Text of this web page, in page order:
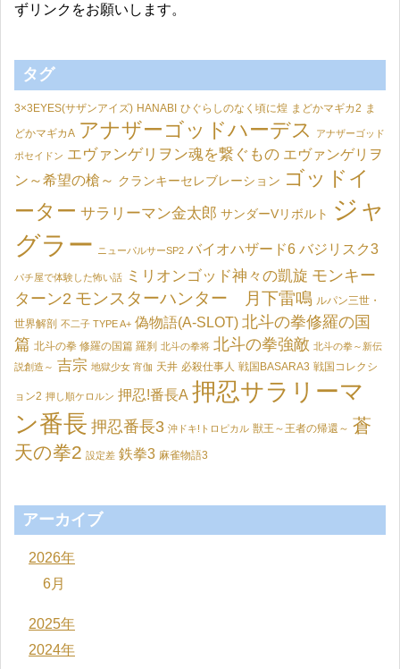
ずリンクをお願いします。
タグ
3×3EYES(サザンアイズ) HANABI ひぐらしのなく頃に煌 まどかマギカ2 ま
どかマギカA アナザーゴッドハーデス アナザーゴッド
ポセイドン エヴァンゲリヲン魂を繋ぐもの エヴァンゲリヲ
ン～希望の槍～ クランキーセレブレーション ゴッドイ
ーター サラリーマン金太郎 サンダーVリボルト
ジャ
グラー
ニューパルサーSP2 バイオハザード6 バジリスク3
パチ屋で体験した怖い話 ミリオンゴッド神々の凱旋 モンキー
ターン2 モンスターハンター 月下雷鳴 ルパン三世・
世界解剖 不二子 TYPE A+ 偽物語(A-SLOT) 北斗の拳修羅の国
篇 北斗の拳 修羅の国篇 羅刹 北斗の拳将 北斗の拳強敵 北斗の拳～新伝
説創造～ 吉宗 地獄少女 宵伽 天井 必殺仕事人 戦国BASARA3 戦国コレクシ
ョン2 押し順ケロルン 押忍!番長A 押忍サラリーマ
ン番長 押忍番長3 沖ドキ!トロピカル 獣王～王者の帰還～ 蒼
天の拳2 設定差 鉄拳3 麻雀物語3
アーカイブ
2026年
6月
2025年
2024年